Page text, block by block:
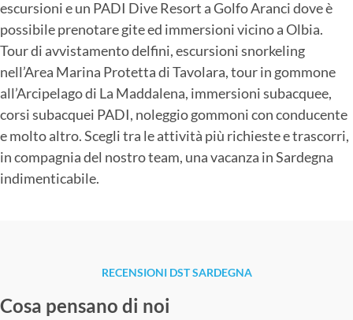
escursioni e un PADI Dive Resort a Golfo Aranci dove è
possibile prenotare gite ed immersioni vicino a Olbia.
Tour di avvistamento delfini, escursioni snorkeling
nell’Area Marina Protetta di Tavolara, tour in gommone
all’Arcipelago di La Maddalena, immersioni subacquee,
corsi subacquei PADI, noleggio gommoni con conducente
e molto altro. Scegli tra le attività più richieste e trascorri,
in compagnia del nostro team, una vacanza in Sardegna
indimenticabile.
RECENSIONI DST SARDEGNA
Cosa pensano di noi